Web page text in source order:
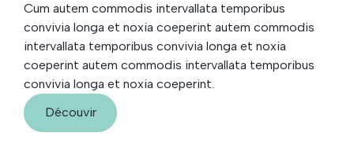
Cum autem commodis intervallata temporibus
convivia longa et noxia coeperint autem commodis
intervallata temporibus convivia longa et noxia
coeperint autem commodis intervallata temporibus
convivia longa et noxia coeperint.
Découvir